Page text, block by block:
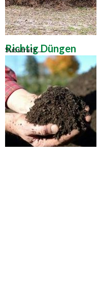
Substrats ...
Richtig Düngen